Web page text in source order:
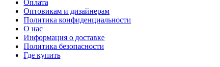
Оплата
Оптовикам и дизайнерам
Политика конфиденциальности
О нас
Информация о доставке
Политика безопасности
Где купить